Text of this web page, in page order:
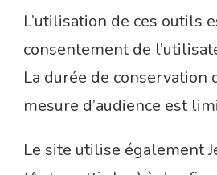
L’utilisation de ces outils
consentement de
La durée de conservation
mesure d’audience est
Le site utilise également